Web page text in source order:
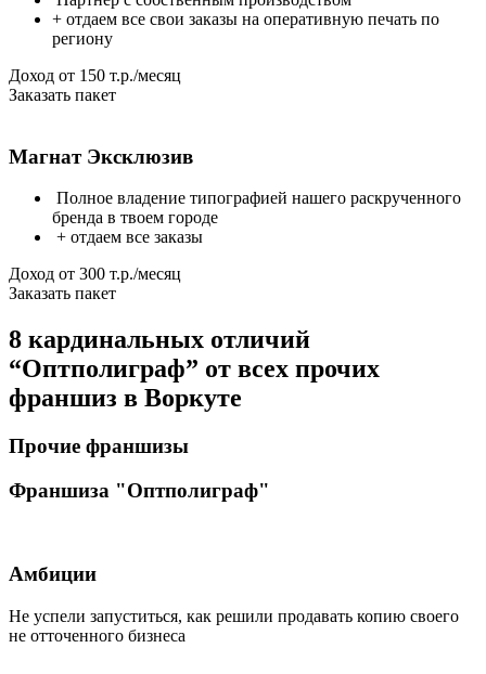
+ отдаем все свои заказы на оперативную печать по
региону
Доход от 150 т.р./месяц
Заказать пакет
Магнат Эксклюзив
Полное владение типографией нашего раскрученного
бренда в твоем городе
+ отдаем все заказы
Доход от 300 т.р./месяц
Заказать пакет
8 кардинальных отличий
“Оптполиграф” от всех прочих
франшиз в Воркуте
Прочие франшизы
Франшиза "Оптполиграф"
Амбиции
Не успели запуститься, как решили продавать копию своего
не отточенного бизнеса